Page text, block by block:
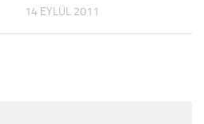
14 EYLÜL 2011